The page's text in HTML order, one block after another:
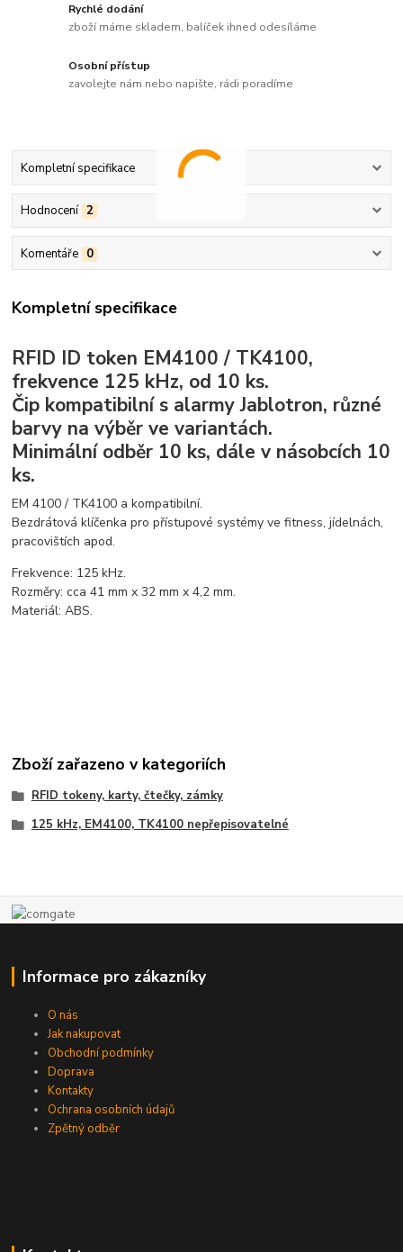
Rychlé dodání
zboží máme skladem, balíček ihned odesíláme
Osobní přístup
zavolejte nám nebo napište, rádi poradíme
Kompletní specifikace
Hodnocení 2
Komentáře 0
Kompletní specifikace
RFID ID token EM4100 / TK4100,
frekvence 125 kHz, od 10 ks.
Čip kompatibilní s alarmy Jablotron, různé
barvy na výběr ve variantách.
Minimální odběr 10 ks, dále v násobcích 10
ks.
EM 4100 / TK4100 a kompatibilní.
Bezdrátová klíčenka pro přístupové systémy ve fitness, jídelnách,
pracovištích apod.
Frekvence: 125 kHz.
Rozměry: cca 41 mm x 32 mm x 4,2 mm.
Materiál: ABS.
Zboží zařazeno v kategoriích
RFID tokeny, karty, čtečky, zámky
125 kHz, EM4100, TK4100 nepřepisovatelné
Informace pro zákazníky
O nás
Jak nakupovat
Obchodní podmínky
Doprava
Kontakty
Ochrana osobních údajů
Zpětný odběr